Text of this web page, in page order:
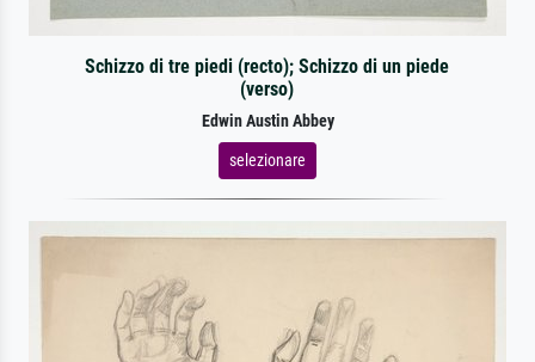
Schizzo di tre piedi (recto); Schizzo di un piede
(verso)
Edwin Austin Abbey
selezionare